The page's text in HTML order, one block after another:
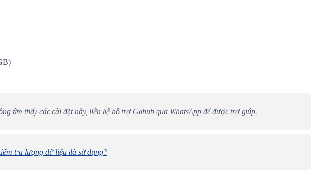
tìm thấy các cài đặt này, liên hệ hỗ trợ Gohub qua WhatsApp để được trợ giúp.
tra lượng dữ liệu đã sử dụng?